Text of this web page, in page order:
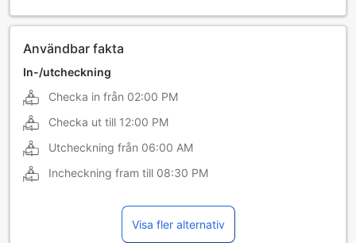
Användbar fakta
In-/utcheckning
Checka in från 02:00 PM
Checka ut till 12:00 PM
Utcheckning från 06:00 AM
Incheckning fram till 08:30 PM
Visa fler alternativ